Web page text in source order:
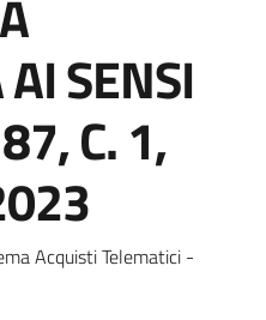
SENSI
C. 1,
Acquisti Telematici -